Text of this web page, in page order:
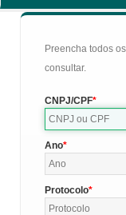
Preencha todos
consultar.
CNPJ/CPF
Ano
Protocolo